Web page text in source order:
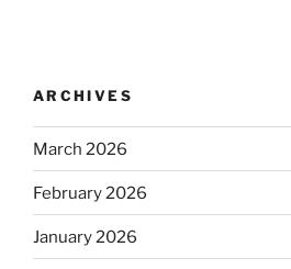
ARCHIVES
March 2026
February 2026
January 2026